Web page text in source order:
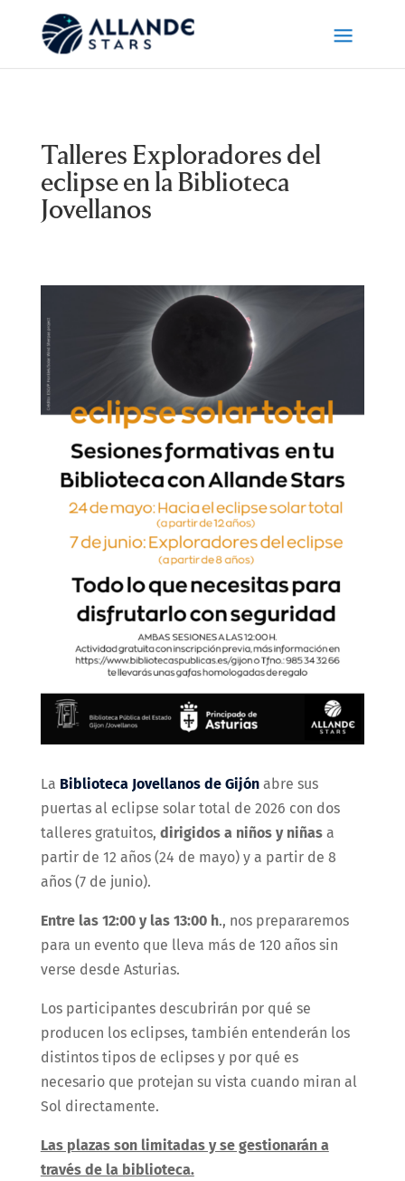
Talleres Exploradores del
eclipse en la Biblioteca
Jovellanos
La Biblioteca Jovellanos de Gijónabre sus
puertas al eclipse solar total de 2026 con dos
talleres gratuitos, dirigidos a niños y niñasa
partir de 12 años (24 de mayo) y a partir de 8
años (7 de junio).
Entre las 12:00 y las 13:00 h., nos prepararemos
para un evento que lleva más de 120 años sin
verse desde Asturias.
Los participantes descubrirán por qué se
producen los eclipses, también entenderán los
distintos tipos de eclipses y por qué es
necesario que protejan su vista cuando miran al
Sol directamente.
Las plazas son limitadas y se gestionarán a
través de la biblioteca.